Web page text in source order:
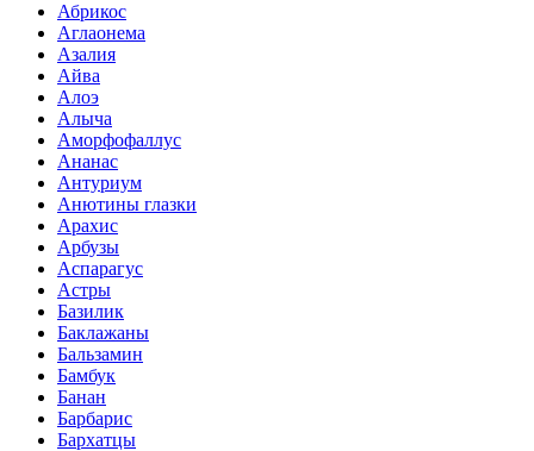
Абрикос
Аглаонема
Азалия
Айва
Алоэ
Алыча
Аморфофаллус
Ананас
Антуриум
Анютины глазки
Арахис
Арбузы
Аспарагус
Астры
Базилик
Баклажаны
Бальзамин
Бамбук
Банан
Барбарис
Бархатцы